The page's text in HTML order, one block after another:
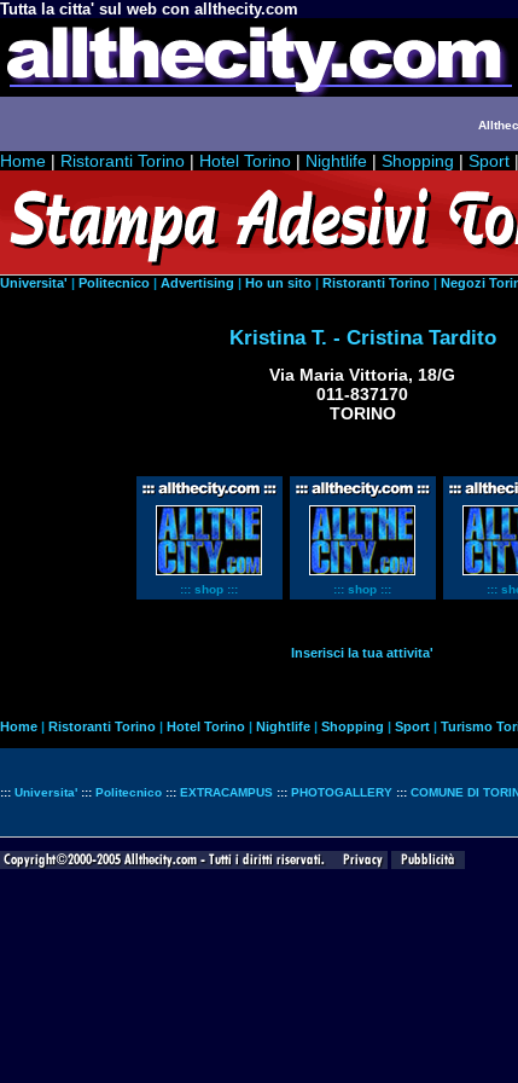
Tutta la citta' sul web con allthecity.com
Home | Ristoranti Torino | Hotel Torino | Nightlife | Shopping | Sport |
Universita' | Politecnico | Advertising | Ho un sito | Ristoranti Torino | Negozi
Kristina T. - Cristina Tardito
Via Maria Vittoria, 18/G
011-837170
TORINO
::: shop ::: ::: shop ::: :::
Inserisci la tua attivita'
Home | Ristoranti Torino | Hotel Torino | Nightlife | Shopping | Sport | Turismo
::: Universita' ::: Politecnico ::: EXTRACAMPUS ::: PHOTOGALLERY ::: COMUNE DI